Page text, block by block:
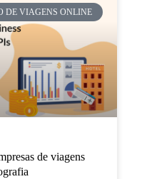
DE VIAGENS ONLINE
de viagens